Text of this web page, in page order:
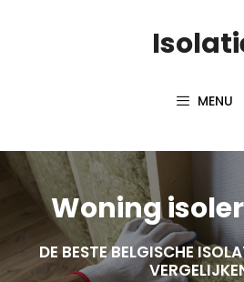
MENU
Woning
DE BESTE BELGISCHE